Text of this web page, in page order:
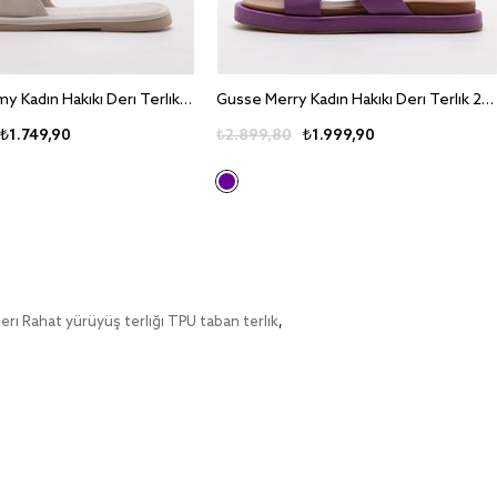
Gusse Tammy Kadin Hakiki Deri Terlik 242305
₺1.749,90
Gusse Merry Kadin Hakiki Deri Terlik 23196
₺1.999,90
₺2.899,80
Rahat yürüyüş terliği TPU taban terlik,